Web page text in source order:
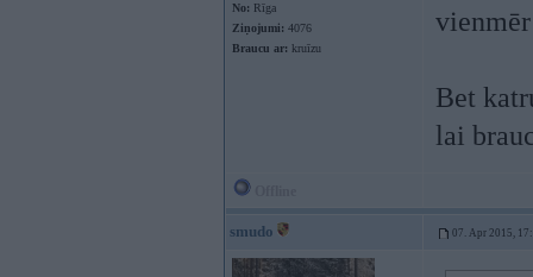
No: Rīga
Ziņojumi: 4076
Braucu ar: kruīzu
Bet
lai
smudo 07. Apr 2015,